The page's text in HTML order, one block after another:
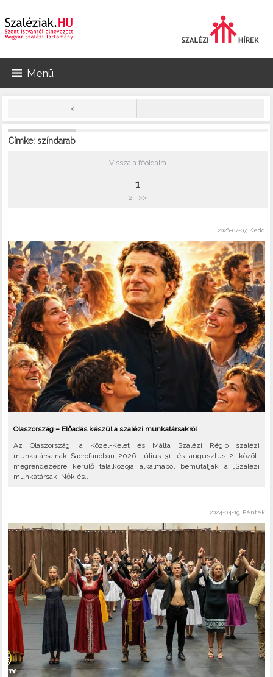
Menü
<
Címke: színdarab
Vissza a főoldalra
1
2 >>
2026-07-07, Kedd
Olaszország – Előadás készül a szalézi munkatársakról
Az Olaszország, a Közel-Kelet és Málta Szalézi Régió szalézi
munkatársainak Sacrofanóban 2026. július 31. és augusztus 2. között
megrendezésre kerülő találkozója alkalmából bemutatják a „Szalézi
munkatársak. Nők és..
2024-04-19, Péntek